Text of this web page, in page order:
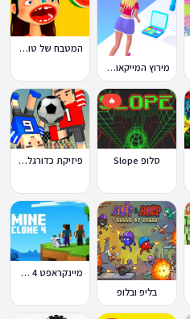
מירוץ המייקאובר Makeover Run
המטבח של טוקה בוקה
🔥
סלופ Slope פיזיקת כדורגל Soccer Physics
בליפ ובלופ
מיינקראפט 4 קלון